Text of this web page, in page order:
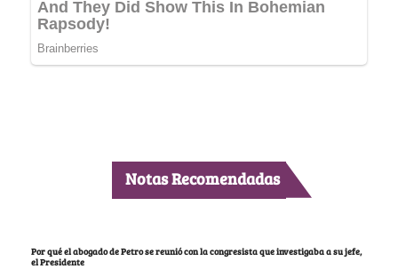
Notas Recomendadas
Por qué el abogado de Petro se reunió con la congresista que investigaba a su jefe,
el Presidente